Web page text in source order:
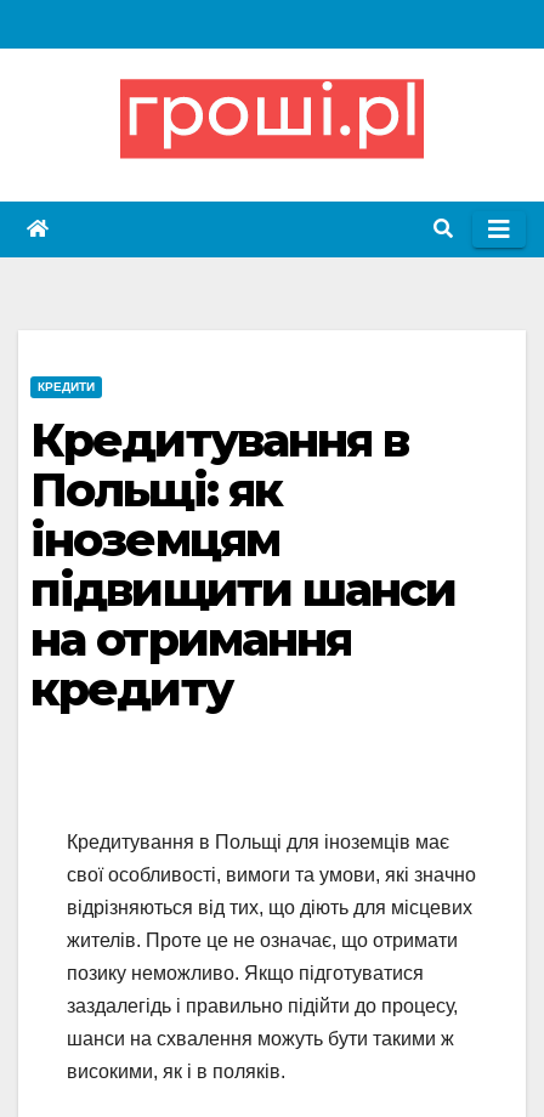
to
КРЕДИТИ
Кредитування в
Польщі: як
іноземцям
підвищити шанси
на отримання
кредиту
Кредитування в Польщі для іноземців має
свої особливості, вимоги та умови, які значно
відрізняються від тих, що діють для місцевих
жителів. Проте це не означає, що отримати
позику неможливо. Якщо підготуватися
заздалегідь і правильно підійти до процесу,
шанси на схвалення можуть бути такими ж
високими, як і в поляків.